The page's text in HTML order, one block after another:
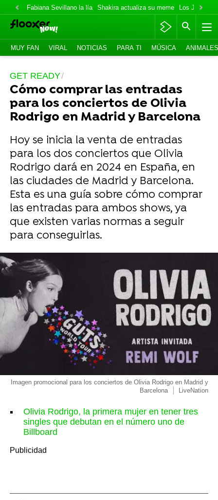
Fabiana Sevillano la lía Shakira actualiza su meme Los Jonas
MUY FAN VIRAL NOTICIAS PARA TI MÚSICA ANIMALES
GET READY
Cómo comprar las entradas
para los conciertos de Olivia
Rodrigo en Madrid y Barcelona
Hoy se inicia la venta de entradas
para los dos conciertos que Olivia
Rodrigo dará en 2024 en España, en
las ciudades de Madrid y Barcelona.
Esta es una guía sobre cómo comprar
las entradas para ambos shows, ya
que existen varias normas a seguir
para conseguirlas.
Imagen promocional para los conciertos de Olivia Rodrigo en Madrid y
Barcelona
LiveNation
Olivia Rodrigo, la primera mujer en tener tres
singles que debutan en el número uno de
Billboard